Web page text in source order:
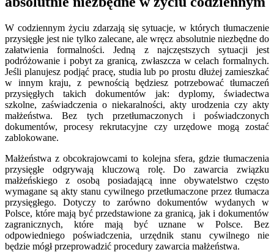
W codziennym życiu zdarzają się sytuacje, w których tłumaczenie
przysięgłe jest nie tylko zalecane, ale wręcz absolutnie niezbędne do
załatwienia formalności. Jedną z najczęstszych sytuacji jest
podróżowanie i pobyt za granicą, zwłaszcza w celach formalnych.
Jeśli planujesz podjąć pracę, studia lub po prostu dłużej zamieszkać
w innym kraju, z pewnością będziesz potrzebować tłumaczeń
przysięgłych takich dokumentów jak: dyplomy, świadectwa
szkolne, zaświadczenia o niekaralności, akty urodzenia czy akty
małżeństwa. Bez tych przetłumaczonych i poświadczonych
dokumentów, procesy rekrutacyjne czy urzędowe mogą zostać
zablokowane.
Małżeństwa z obcokrajowcami to kolejna sfera, gdzie tłumaczenia
przysięgłe odgrywają kluczową rolę. Do zawarcia związku
małżeńskiego z osobą posiadającą inne obywatelstwo często
wymagane są akty stanu cywilnego przetłumaczone przez tłumacza
przysięgłego. Dotyczy to zarówno dokumentów wydanych w
Polsce, które mają być przedstawione za granicą, jak i dokumentów
zagranicznych, które mają być uznane w Polsce. Bez
odpowiedniego poświadczenia, urzędnik stanu cywilnego nie
będzie mógł przeprowadzić procedury zawarcia małżeństwa.